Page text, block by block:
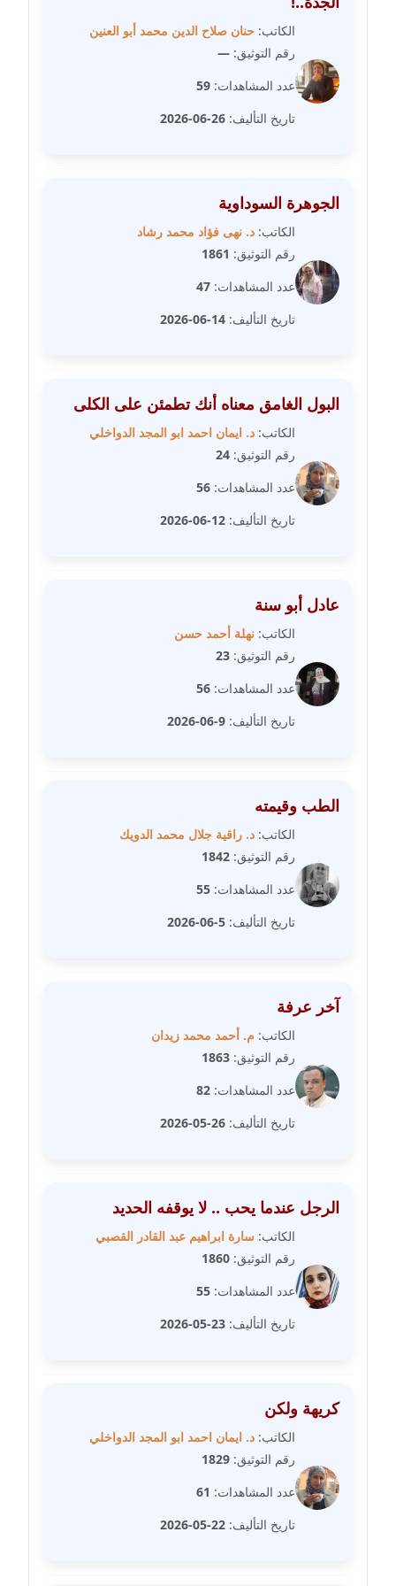
مدونة سامح فرج
عاملة
عاملة
مدونة سعاد سيد
مدونة سعيد زعلوك
معلق
مدونة سلوى بدران
مدونة سلوي جلال
عاملة
مدونة سلوى محمود
عاملة
مدونة سماح حامد
عاملة
مدونة سمير حماد
عاملة
مدونة سهام كمال
عاملة
مدونة سهى الضاوي
مدونة سهير عسكر
عاملة
مدونة سوميه الالفي
مدونة شادي الربابعة
عاملة
مدونة شريف ابراهيم
عاملة
مدونة شيماء الجمل
عاملة
عاملة
مدونة شيماء عبد المقصود
عاملة
عاملة
الكاتب: حنان صلاح الدين محمد أبو العنين
رقم التوثيق: —
عدد المشاهدات: 59
تاريخ التأليف: 26-06-2026
الجوهرة السوداوية
الكاتب: د. نهى فؤاد محمد رشاد
رقم التوثيق: 1861
عدد المشاهدات: 47
تاريخ التأليف: 14-06-2026
البول الغامق معناه أنك تطمئن على الكلى
الكاتب: د. ايمان احمد ابو المجد الدواخلي
رقم التوثيق: 24
عدد المشاهدات: 56
تاريخ التأليف: 12-06-2026
عادل أبو سنة
الكاتب: نهلة أحمد حسن
رقم التوثيق: 23
عدد المشاهدات: 56
تاريخ التأليف: 9-06-2026
الطب وقيمته
الكاتب: د. راقية جلال محمد الدويك
رقم التوثيق: 1842
عدد المشاهدات: 55
تاريخ التأليف: 5-06-2026
آخر عرفة
الكاتب: م. أحمد محمد زيدان
رقم التوثيق: 1863
عدد المشاهدات: 82
تاريخ التأليف: 26-05-2026
الرجل عندما يحب .. لا يوقفه الحديد
الكاتب: سارة ابراهيم عبد القادر القصبي
رقم التوثيق: 1860
عدد المشاهدات: 55
تاريخ التأليف: 23-05-2026
كريهة ولكن
الكاتب: د. ايمان احمد ابو المجد الدواخلي
رقم التوثيق: 1829
عدد المشاهدات: 61
تاريخ التأليف: 22-05-2026